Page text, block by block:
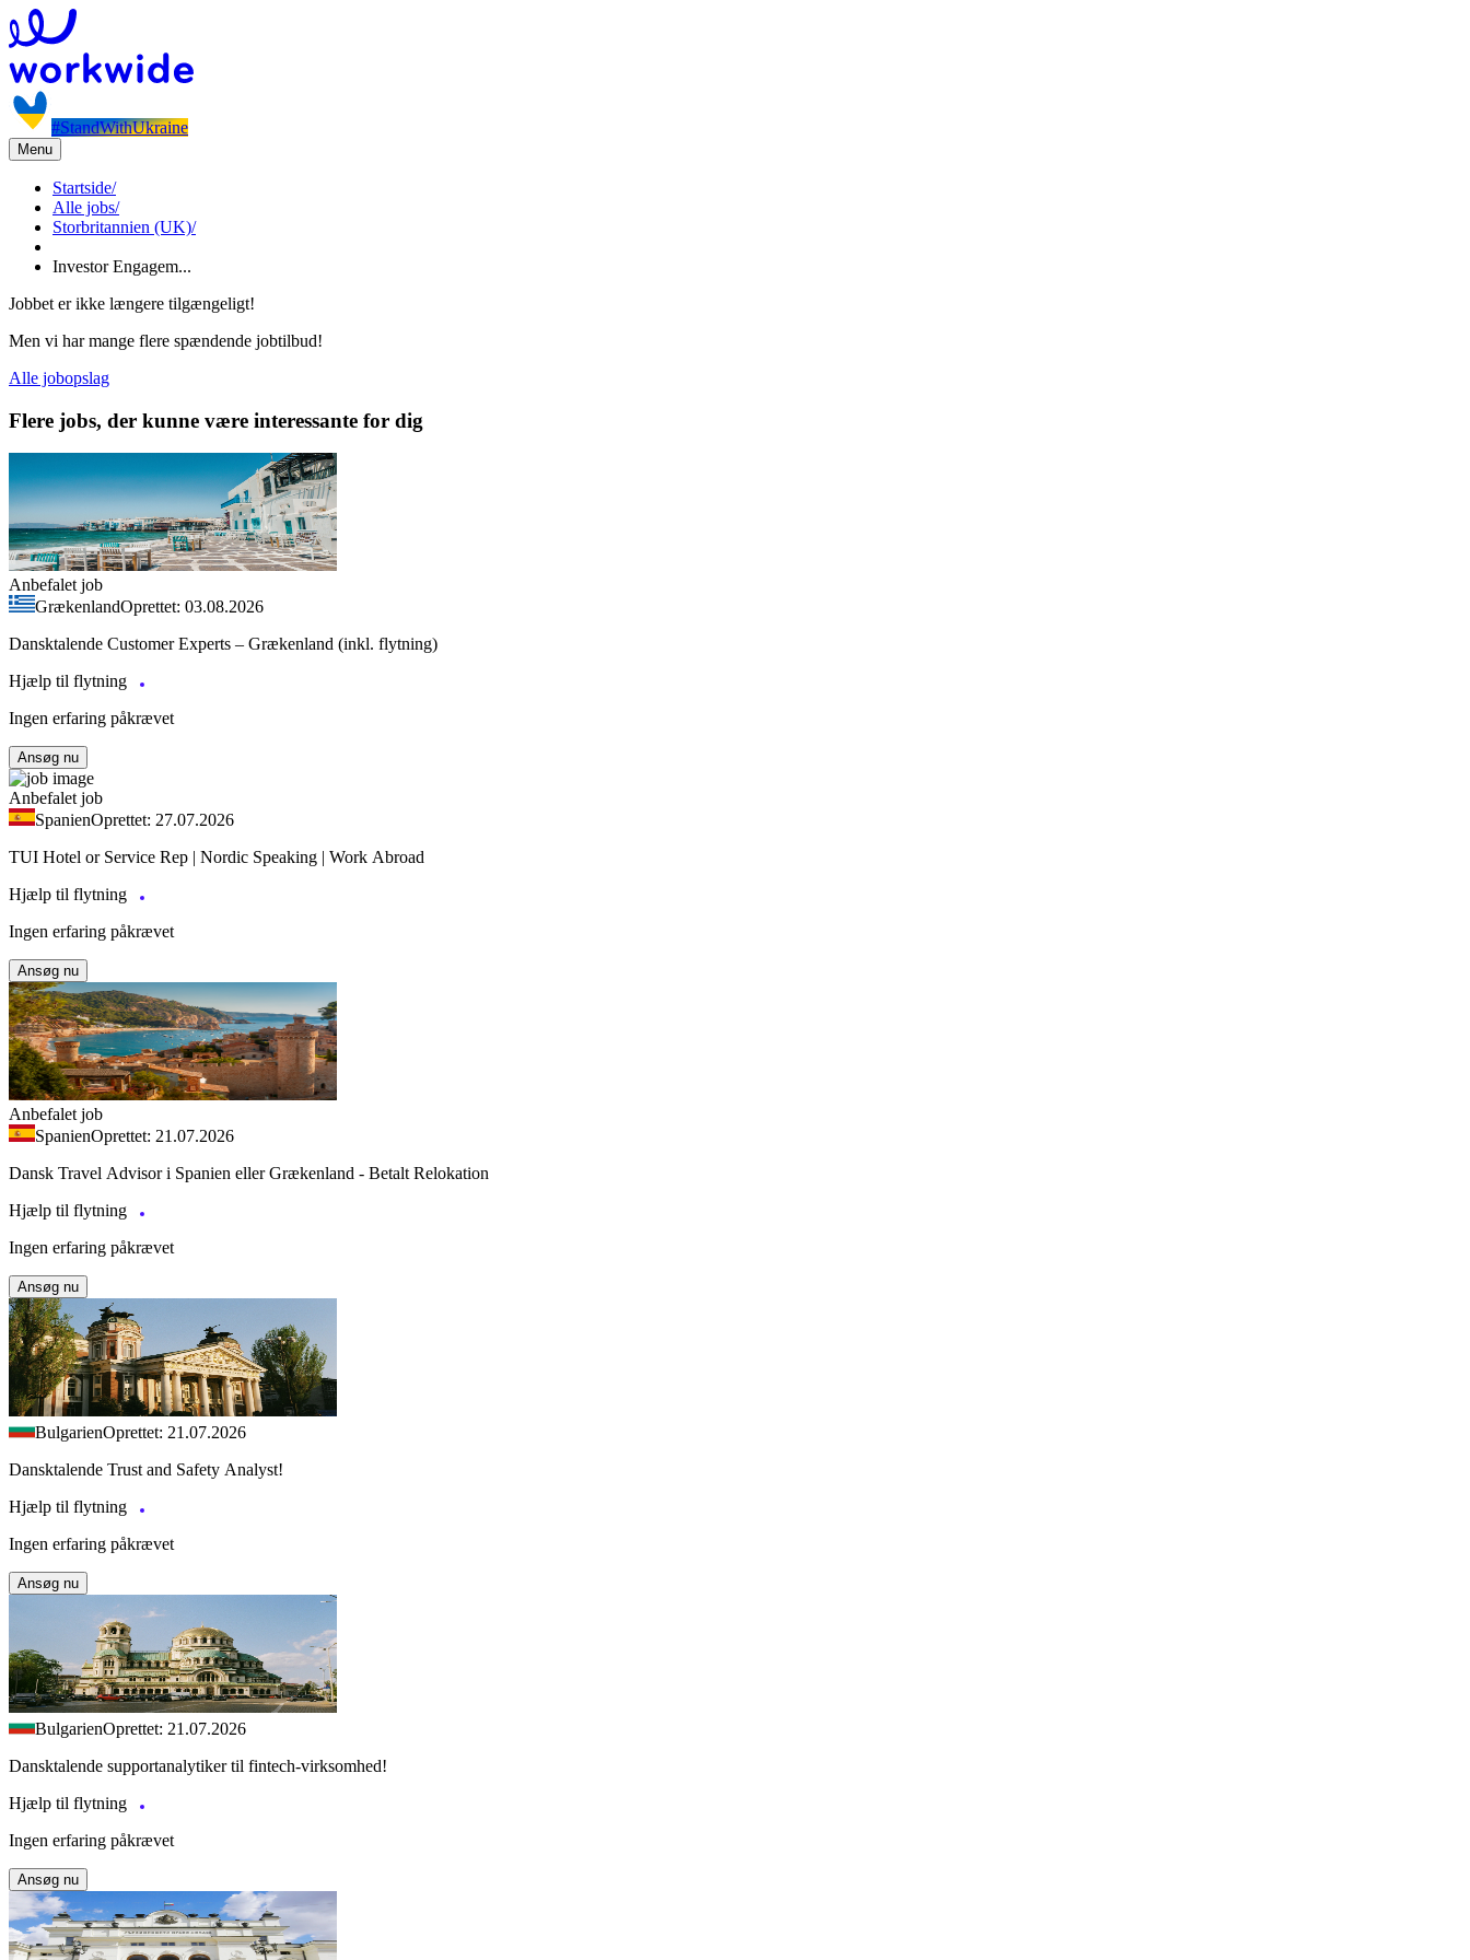
#StandWithUkraine
Menu
Startside/
Alle jobs/
Storbritannien (UK)/
Investor Engagem...
Jobbet er ikke længere tilgængeligt!
Men vi har mange flere spændende jobtilbud!
Alle jobopslag
Flere jobs, der kunne være interessante for dig
Anbefalet job
GrækenlandOprettet: 03.08.2026
Dansktalende Customer Experts – Grækenland (inkl. flytning)
Hjælp til flytning
Ingen erfaring påkrævet
Ansøg nu
Anbefalet job
SpanienOprettet: 27.07.2026
TUI Hotel or Service Rep | Nordic Speaking | Work Abroad
Hjælp til flytning
Ingen erfaring påkrævet
Ansøg nu
Anbefalet job
SpanienOprettet: 21.07.2026
Dansk Travel Advisor i Spanien eller Grækenland - Betalt Relokation
Hjælp til flytning
Ingen erfaring påkrævet
Ansøg nu
BulgarienOprettet: 21.07.2026
Dansktalende Trust and Safety Analyst!
Hjælp til flytning
Ingen erfaring påkrævet
Ansøg nu
BulgarienOprettet: 21.07.2026
Dansktalende supportanalytiker til fintech-virksomhed!
Hjælp til flytning
Ingen erfaring påkrævet
Ansøg nu